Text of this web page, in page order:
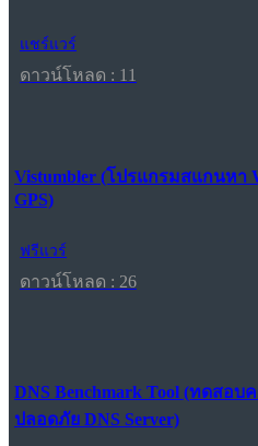
แชร์แวร์
ดาวน์โหลด : 11
Vistumbler (โปรแกรมสแกนหา
GPS)
ฟรีแวร์
ดาวน์โหลด : 26
DNS Benchmark Tool (ทดสอบ
ปลอดภัย DNS Server)